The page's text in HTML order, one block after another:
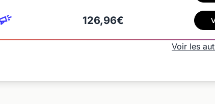
126,96€
Voir les